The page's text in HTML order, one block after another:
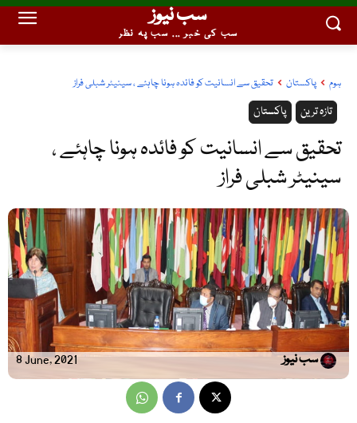
سب نیوز
سب کی خبر ... سب پہ نظر
ہوم پاکستان تحقیق سے انسانیت کو فائدہ ہونا چاہئے ، سینیٹر شبلی فراز
پاکستان تازہ ترین
تحقیق سے انسانیت کو فائدہ ہونا چاہئے ،
سینیٹر شبلی فراز
8 June, 2021 سب نیوز